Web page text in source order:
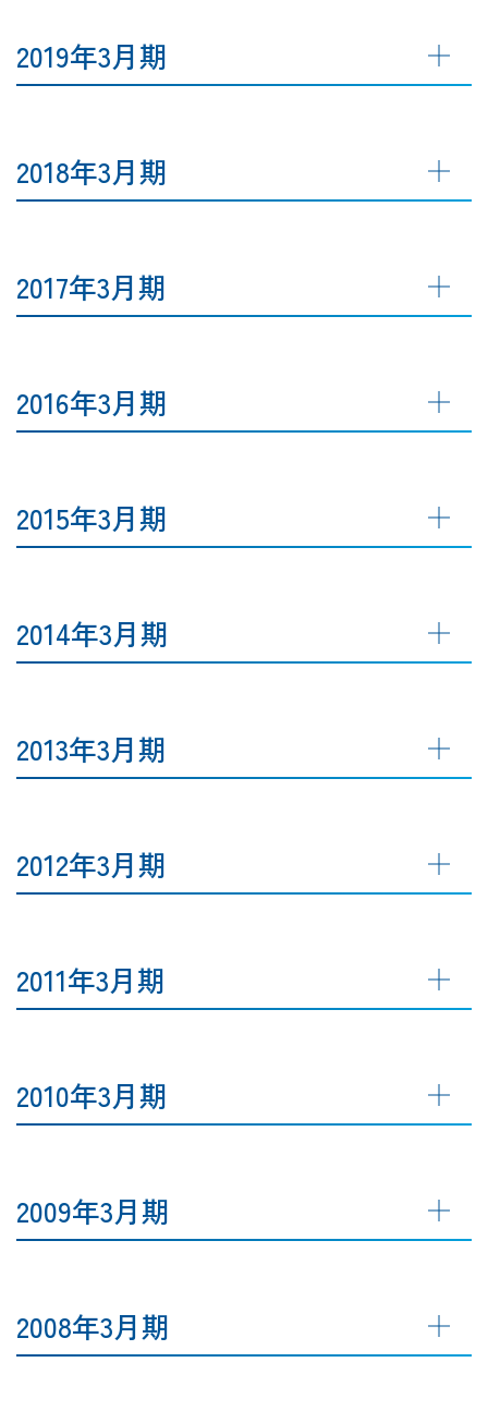
2019年3月期
2018年3月期
2017年3月期
2016年3月期
2015年3月期
2014年3月期
2013年3月期
2012年3月期
2011年3月期
2010年3月期
2009年3月期
2008年3月期